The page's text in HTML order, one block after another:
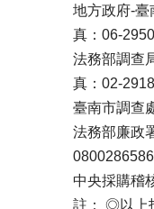
地方政府-臺
真：06-
法務部調查
真：02-
臺南市調查
法務部廉政
中央採購稽
註： ◎以上